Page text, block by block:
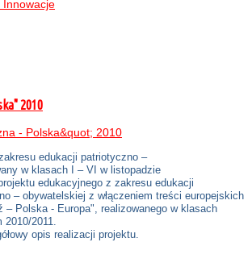
Innowacje
2010
edukacji patriotyczno –
w klasach I – VI w listopadzie
edukacyjnego z zakresu edukacji
– obywatelskiej z włączeniem treści europejskich
– Polska - Europa", realizowanego w klasach
2011.
opis realizacji projektu.